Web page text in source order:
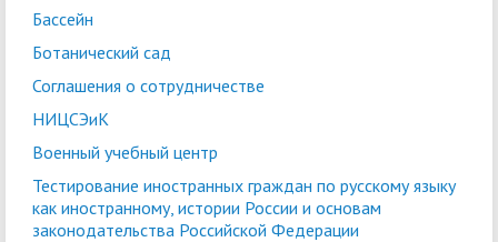
Бассейн
Ботанический сад
Соглашения о сотрудничестве
НИЦСЭиК
Военный учебный центр
Тестирование иностранных граждан по русскому языку
как иностранному, истории России и основам
законодательства Российской Федерации